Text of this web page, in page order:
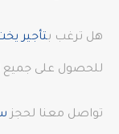
هل ترغب بتأجير
للحصول على جميع
تواصل معنا لحجز